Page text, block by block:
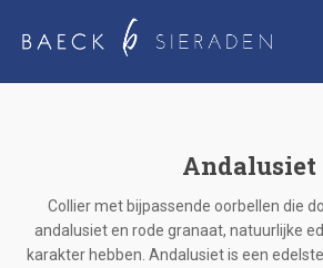
Andalusiet
Collier met bijpassende oorbellen die
andalusiet en rode granaat, natuurlijke
karakter hebben. Andalusiet is een